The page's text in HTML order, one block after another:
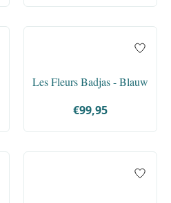
Les Fleurs Badjas - Blauw
€99,95